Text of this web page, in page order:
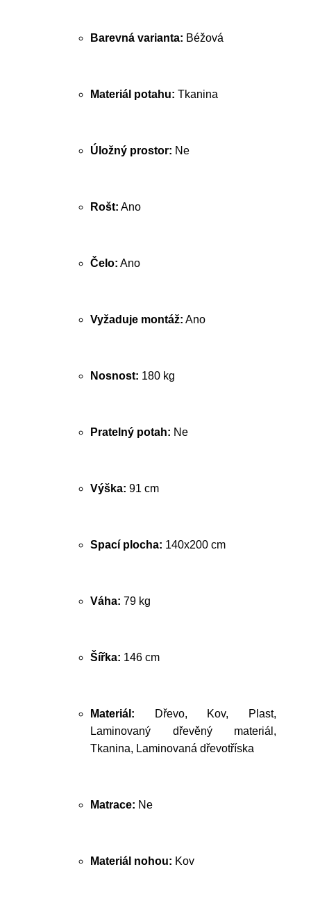
Barevná varianta: Béžová
Materiál potahu: Tkanina
Úložný prostor: Ne
Rošt: Ano
Čelo: Ano
Vyžaduje montáž: Ano
Nosnost: 180 kg
Pratelný potah: Ne
Výška: 91 cm
Spací plocha: 140x200 cm
Váha: 79 kg
Šířka: 146 cm
Materiál: Dřevo, Kov, Plast,
Laminovaný dřevěný materiál,
Tkanina, Laminovaná dřevotříska
Matrace: Ne
Materiál nohou: Kov